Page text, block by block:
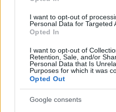
I want to opt-out of
Personal Data for Targeted
Opted In
I want to opt-out of
Retention, Sale, and/or
Personal Data that Is
Purposes for which it was
Opted Out
Google consents
információk megtalálását a
Győződjön meg róla, hogy
olyan, amire az emberek
Létrehozhatja a világ
valójában senkinek sincs
munkája értelmetlen.
eszközöket, hogy
amelyekre az emberek
eldönteni, milyen tartalmat